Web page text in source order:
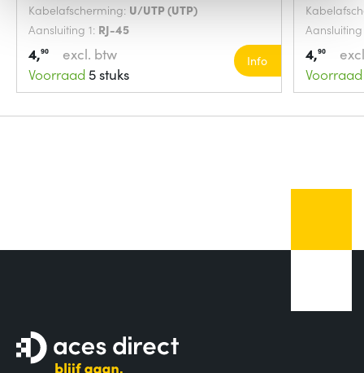
Kabelafscherming: U/UTP (UTP)
Aansluiting 1: RJ-45
4,90
excl. btw
Voorraad 5 stuks
Info 4,90
Voorraad